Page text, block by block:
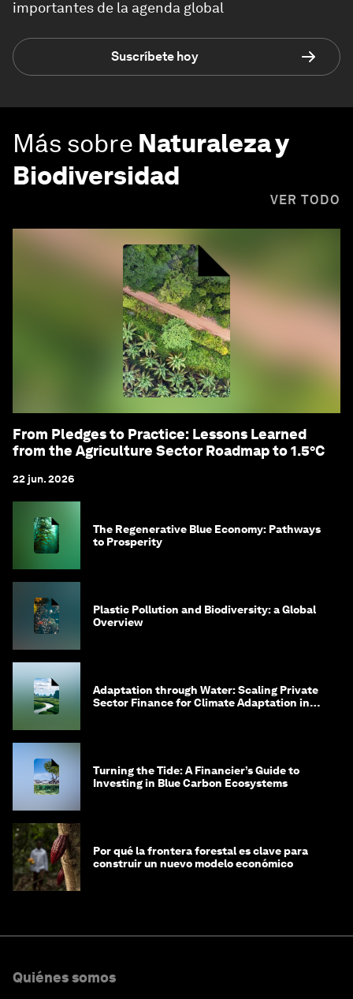
importantes de la agenda global
Suscríbete hoy
Más sobre Naturaleza y
Biodiversidad
VER TODO
From Pledges to Practice: Lessons Learned
from the Agriculture Sector Roadmap to 1.5°C
22 jun. 2026
The Regenerative Blue Economy: Pathways
to Prosperity
Plastic Pollution and Biodiversity: a Global
Overview
Adaptation through Water: Scaling Private
Sector Finance for Climate Adaptation in
Turning the Tide: A Financier’s Guide to
Investing in Blue Carbon Ecosystems
Por qué la frontera forestal es clave para
construir un nuevo modelo económico
Quiénes somos